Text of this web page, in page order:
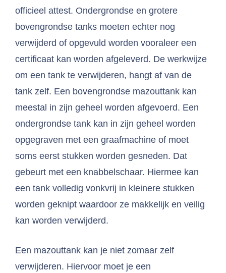
officieel attest. Ondergrondse en grotere
bovengrondse tanks moeten echter nog
verwijderd of opgevuld worden vooraleer een
certificaat kan worden afgeleverd. De werkwijze
om een tank te verwijderen, hangt af van de
tank zelf. Een bovengrondse mazouttank kan
meestal in zijn geheel worden afgevoerd. Een
ondergrondse tank kan in zijn geheel worden
opgegraven met een graafmachine of moet
soms eerst stukken worden gesneden. Dat
gebeurt met een knabbelschaar. Hiermee kan
een tank volledig vonkvrij in kleinere stukken
worden geknipt waardoor ze makkelijk en veilig
kan worden verwijderd.
Een mazouttank kan je niet zomaar zelf
verwijderen. Hiervoor moet je een